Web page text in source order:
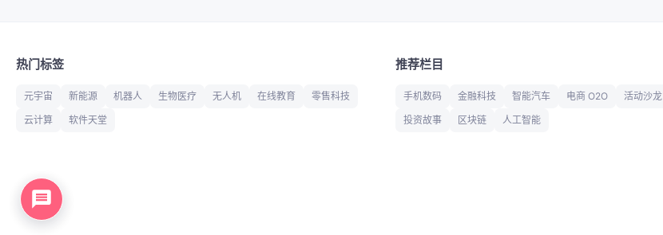
热门标签
元宇宙 新能源 机器人 生物医疗 无人机 在线教育
零售科技
云计算
软件天堂
推荐栏目
手机数码 金融科技 智能汽车 电商 O2O 活动沙龙
投资故事
区块链 人工智能